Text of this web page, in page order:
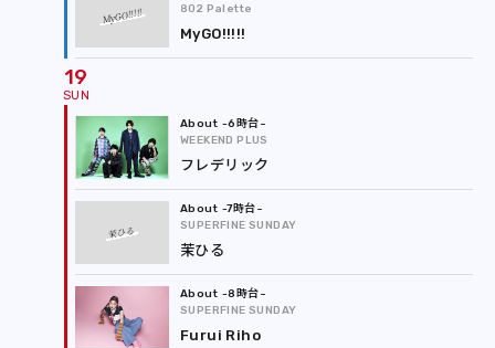
MyGO!!!!!
802 Palette
MyGO!!!!!
19
-6時台
WEEKEND PLUS
フレデリック
茉ひる
-7時台
SUPERFINE SUNDAY
茉ひる
-8時台
SUPERFINE SUNDAY
Furui Riho